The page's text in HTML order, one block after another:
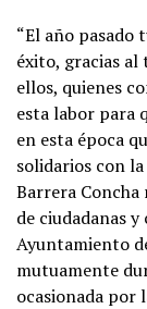
“El año pasado
éxito, gracias al
ellos, quienes
esta labor para
en esta época
solidarios con
Barrera Concha
de ciudadanas
Ayuntamiento
mutuamente
ocasionada por